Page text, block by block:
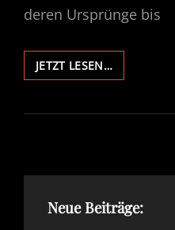
deren Ursprünge bis
JETZT LESEN…GESCHICHTE
DER
–
Neue Beiträge: